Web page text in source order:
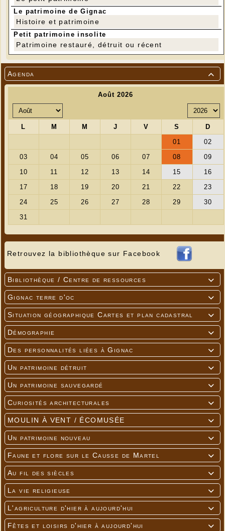

Agenda
Retrouvez la bibliothèque sur Facebook

Bibliothèque / Centre de ressources

Gignac terre d'oc

Situation géographique Cartes et plan cadastral

Démographie

Des personnalités liées à Gignac

Un patrimoine détruit

Un patrimoine sauvegardé

Curiosités architecturales

MOULIN À VENT / ÉCOMUSÉE

Un patrimoine nouveau

Faune et flore sur le Causse de Martel

Au fil des siècles

La vie religieuse

L'agriculture d'hier à aujourd'hui

Fêtes et loisirs d'hier à aujourd'hui
---
Le patrimoine de Gignac
Histoire et patrimoine
Petit patrimoine insolite
Patrimoine restauré, détruit ou récent